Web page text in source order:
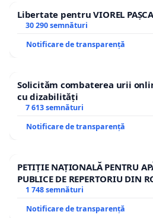
Libertate pentru VIOREL PAȘCA
30 290 semnături
Notificare de transparență
Solicităm combaterea urii
cu dizabilități
7 613 semnături
Notificare de transparență
PETIȚIE NAȚIONALĂ PENTRU
PUBLICE DE REPERTORIU DIN
1 748 semnături
Notificare de transparență